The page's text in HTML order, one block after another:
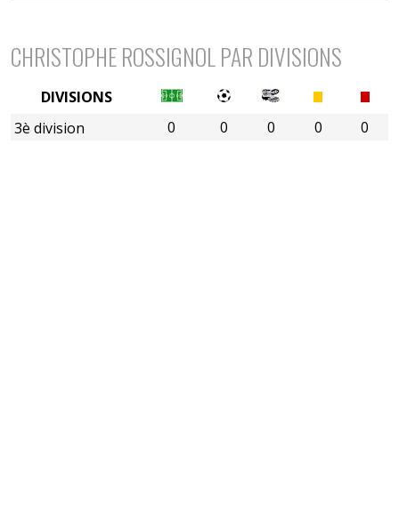
CHRISTOPHE ROSSIGNOL PAR DIVISIONS
0 0 0 0 0
DIVISIONS
3è division